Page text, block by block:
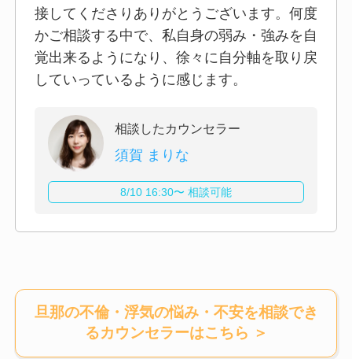
接してくださりありがとうございます。何度
かご相談する中で、私自身の弱み・強みを自
覚出来るようになり、徐々に自分軸を取り戻
していっているように感じます。
相談したカウンセラー
須賀 まりな
8/10 16:30〜 相談可能
旦那の不倫・浮気の悩み・不安を相談でき
るカウンセラーはこちら ＞